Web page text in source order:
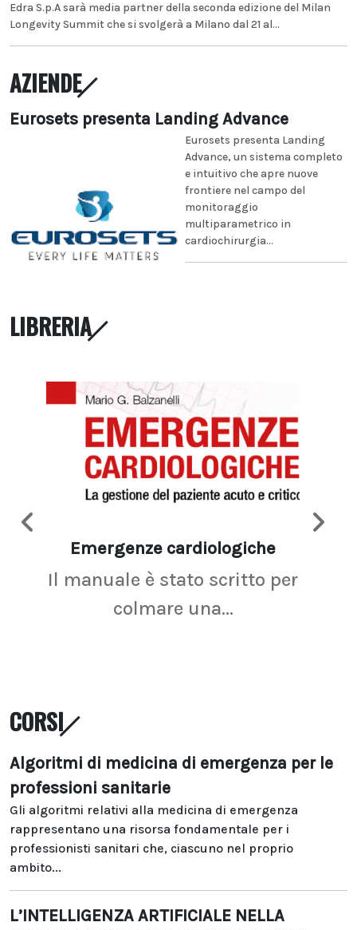
Edra S.p.A sarà media partner della seconda edizione del Milan
Longevity Summit che si svolgerà a Milano dal 21 al...
AZIENDE
Eurosets presenta Landing Advance
Eurosets presenta Landing
Advance, un sistema completo
e intuitivo che apre nuove
frontiere nel campo del
monitoraggio
multiparametrico in
cardiochirurgia...
LIBRERIA
Emergenze cardiologiche
Il manuale è stato scritto per
colmare una...
CORSI
Algoritmi di medicina di emergenza per le
professioni sanitarie
Gli algoritmi relativi alla medicina di emergenza
rappresentano una risorsa fondamentale per i
professionisti sanitari che, ciascuno nel proprio
ambito...
L’INTELLIGENZA ARTIFICIALE NELLA